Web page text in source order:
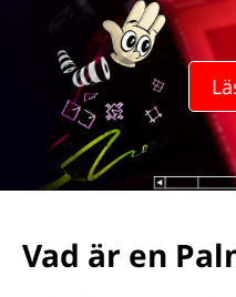
Vad är en